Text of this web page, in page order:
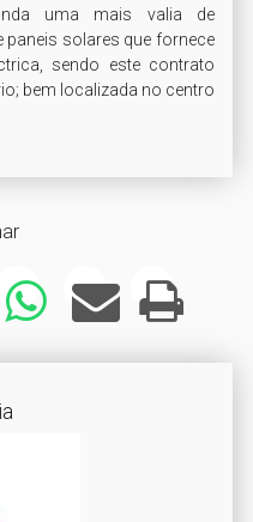
uma mais valia de
paneis solares que fornece
sendo este contrato
bem localizada no centro